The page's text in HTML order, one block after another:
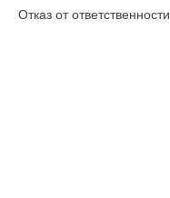
Отказ от ответственности